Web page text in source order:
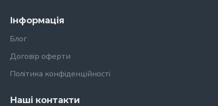
Інформація
Блог
Договір оферти
Політика конфіденційності
Наші контакти